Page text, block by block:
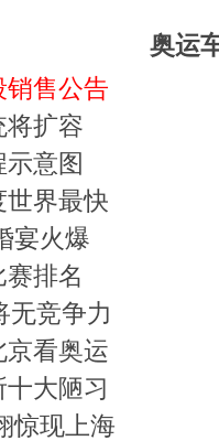
奥运
销售公告
将扩容
意图
世界最快
宴火爆
排名
无竞争力
看奥运
大陋习
惊现上海